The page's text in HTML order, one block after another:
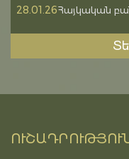
28.01.26Հայկական